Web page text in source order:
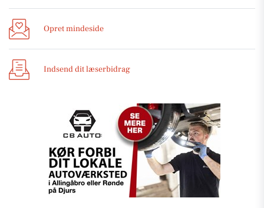
Opret mindeside
Indsend dit læserbidrag